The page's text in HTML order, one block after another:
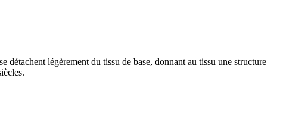
légèrement du tissu de base, donnant au tissu une structure